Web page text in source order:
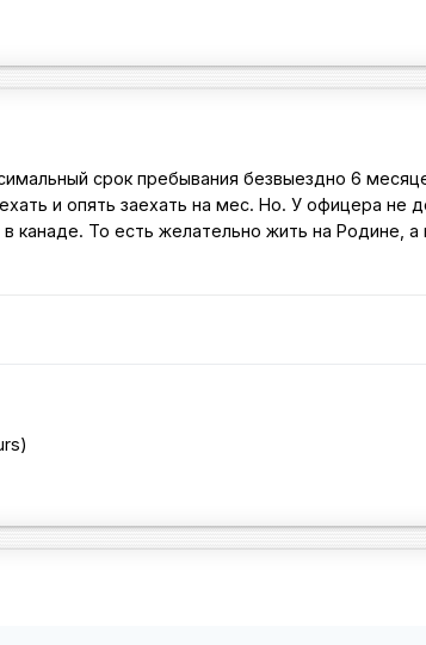
срок пребывания безвыездно 6
и опять заехать на мес. Но. У офицера не
канаде. То есть желательно жить на Родине, а